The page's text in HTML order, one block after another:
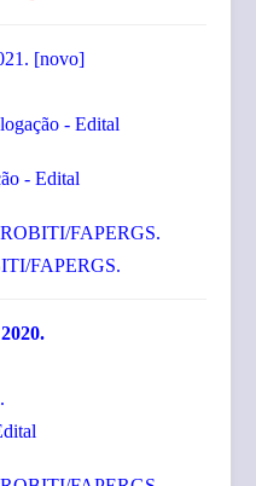
[novo]
- Edital
- Edital
FAPERGS.
FAPERGS.